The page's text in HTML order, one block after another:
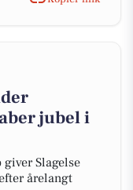
jubel i
Slagelse
årelangt